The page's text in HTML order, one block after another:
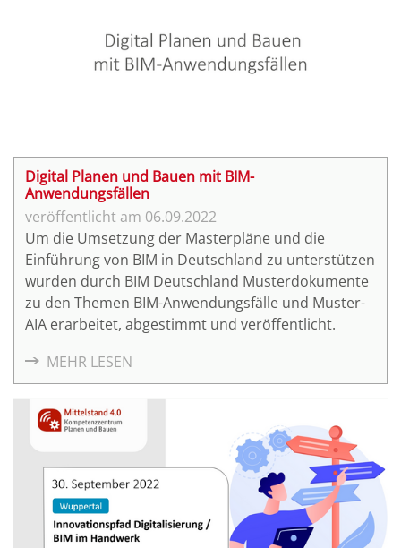
Digital Planen und Bauen mit BIM-
Anwendungsfällen
06.09.2022
Um die Umsetzung der Masterpläne und die
Einführung von BIM in Deutschland zu unterstützen
wurden durch BIM Deutschland Musterdokumente
zu den Themen BIM-Anwendungsfälle und Muster-
AIA erarbeitet, abgestimmt und veröffentlicht.
MEHR LESEN